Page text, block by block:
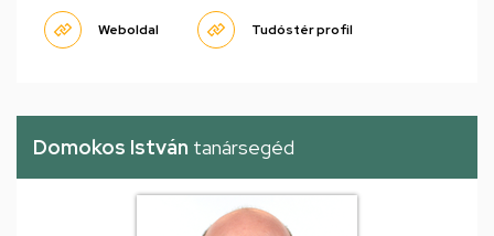
Weboldal Tudóstér profil
Domokos István tanársegéd